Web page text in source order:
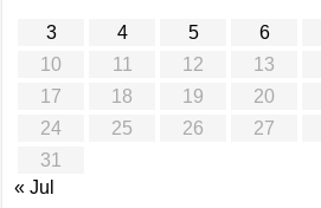
3
4 5 6
10
11 12 13
17
18 19 20
24
25 26 27
31
« Jul